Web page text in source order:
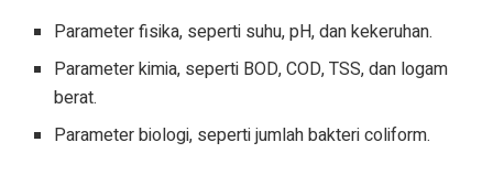
Parameter fisika, seperti suhu, pH, dan kekeruhan.
Parameter kimia, seperti BOD, COD, TSS, dan logam
berat.
Parameter biologi, seperti jumlah bakteri coliform.